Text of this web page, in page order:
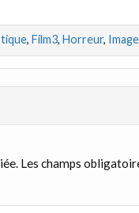
, Film3, Horreur,
Les champs